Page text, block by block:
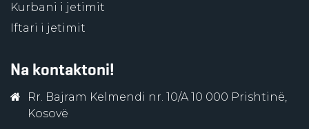
Kurbani i jetimit
Iftari i jetimit
Na kontaktoni!
Rr. Bajram Kelmendi nr. 10/A 10 000 Prishtinë,
Kosovë